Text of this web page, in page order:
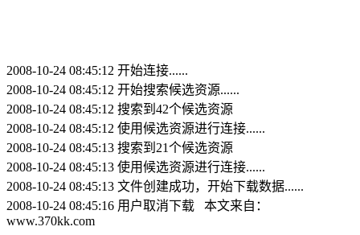
2008-10-24 08:45:12 开始连接......
2008-10-24 08:45:12 开始搜索候选资源......
2008-10-24 08:45:12 搜索到42个候选资源
2008-10-24 08:45:12 使用候选资源进行连接......
2008-10-24 08:45:13 搜索到21个候选资源
2008-10-24 08:45:13 使用候选资源进行连接......
2008-10-24 08:45:13 文件创建成功，开始下载数据......
2008-10-24 08:45:16 用户取消下载 本文来自：
www.370kk.com